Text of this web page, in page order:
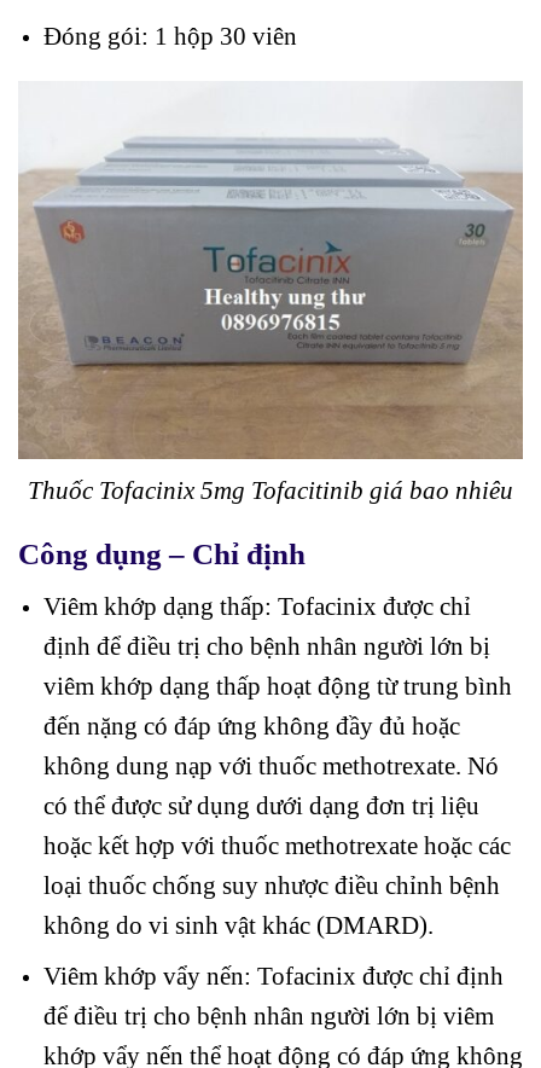
Đóng gói: 1 hộp 30 viên
Thuốc Tofacinix 5mg Tofacitinib giá bao nhiêu
Công dụng – Chỉ định
Viêm khớp dạng thấp: Tofacinix được chỉ
định để điều trị cho bệnh nhân người lớn bị
viêm khớp dạng thấp hoạt động từ trung bình
đến nặng có đáp ứng không đầy đủ hoặc
không dung nạp với thuốc methotrexate. Nó
có thể được sử dụng dưới dạng đơn trị liệu
hoặc kết hợp với thuốc methotrexate hoặc các
loại thuốc chống suy nhược điều chỉnh bệnh
không do vi sinh vật khác (DMARD).
Viêm khớp vẩy nến: Tofacinix được chỉ định
để điều trị cho bệnh nhân người lớn bị viêm
khớp vẩy nến thể hoạt động có đáp ứng không